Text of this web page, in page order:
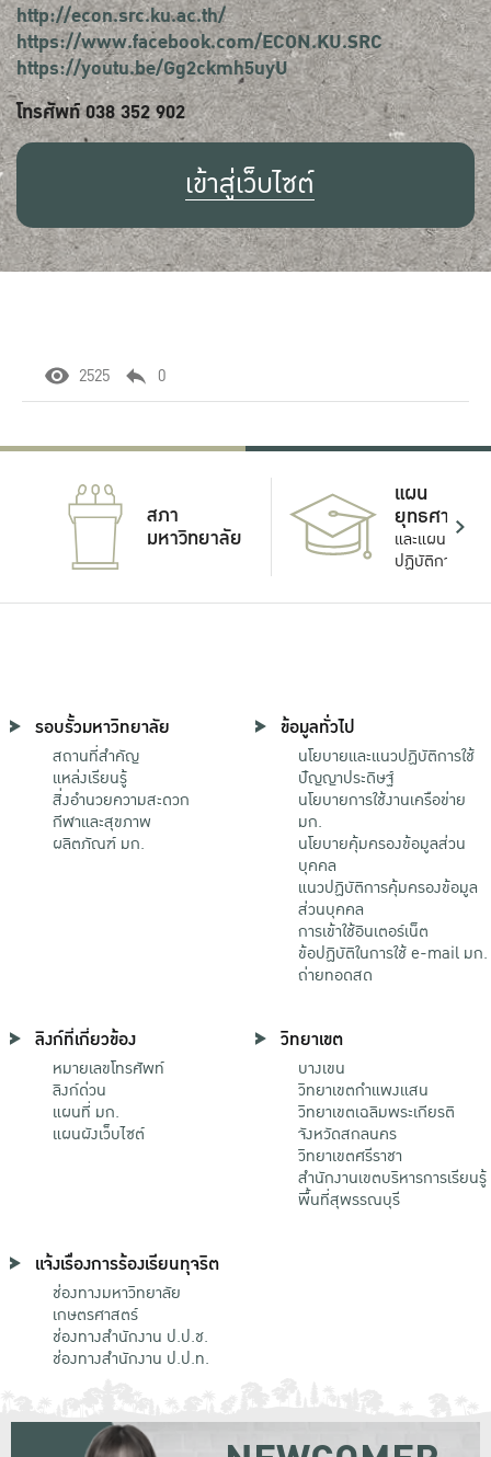
http://econ.src.ku.ac.th/
https://www.facebook.com/ECON.KU.SRC
https://youtu.be/Gg2ckmh5uyU
โทรศัพท์ 038 352 902
เข้าสู่เว็บไซต์
2525 0
สภา
มหาวิทยาลัย
แผน
ยุทธศาสตร์
และแผน
ปฏิบัติการ
รอบรั้วมหาวิทยาลัย
สถานที่สำคัญ
แหล่งเรียนรู้
สิ่งอำนวยความสะดวก
กีฬาและสุขภาพ
ผลิตภัณฑ์ มก.
ข้อมูลทั่วไป
นโยบายและแนวปฏิบัติการใช้
ปัญญาประดิษฐ์
นโยบายการใช้งานเครือข่าย
มก.
นโยบายคุ้มครองข้อมูลส่วน
บุคคล
แนวปฏิบัติการคุ้มครองข้อมูล
ส่วนบุคคล
การเข้าใช้อินเตอร์เน็ต
ข้อปฏิบัติในการใช้ e-mail มก.
ถ่ายทอดสด
ลิงก์ที่เกี่ยวข้อง
หมายเลขโทรศัพท์
ลิงก์ด่วน
แผนที่ มก.
แผนผังเว็บไซต์
วิทยาเขต
บางเขน
วิทยาเขตกําแพงแสน
วิทยาเขตเฉลิมพระเกียรติ
จังหวัดสกลนคร
วิทยาเขตศรีราชา
สำนักงานเขตบริหารการเรียนรู้
พื้นที่สุพรรณบุรี
แจ้งเรื่องการร้องเรียนทุจริต
ช่องทางมหาวิทยาลัย
เกษตรศาสตร์
ช่องทางสำนักงาน ป.ป.ช.
ช่องทางสำนักงาน ป.ป.ท.